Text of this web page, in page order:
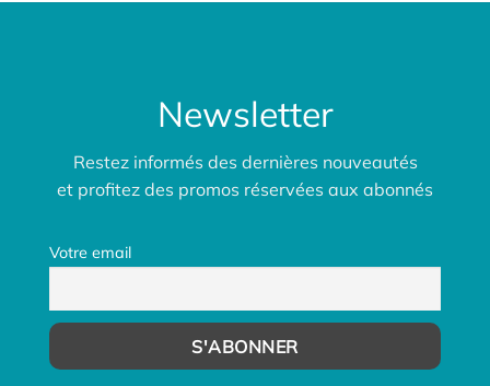
Newsletter
Restez informés des dernières nouveautés
et profitez des promos réservées aux abonnés
Votre email